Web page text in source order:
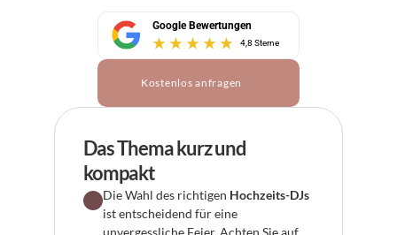
Google Bewertungen
4,8 Sterne
Kostenlos anfragen
Das Thema kurz und
kompakt
Die Wahl des richtigen Hochzeits-DJs
ist entscheidend für eine